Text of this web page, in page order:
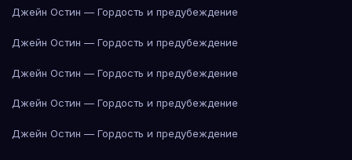
Джейн Остин — Гордость и предубеждение
Джейн Остин — Гордость и предубеждение
Джейн Остин — Гордость и предубеждение
Джейн Остин — Гордость и предубеждение
Джейн Остин — Гордость и предубеждение